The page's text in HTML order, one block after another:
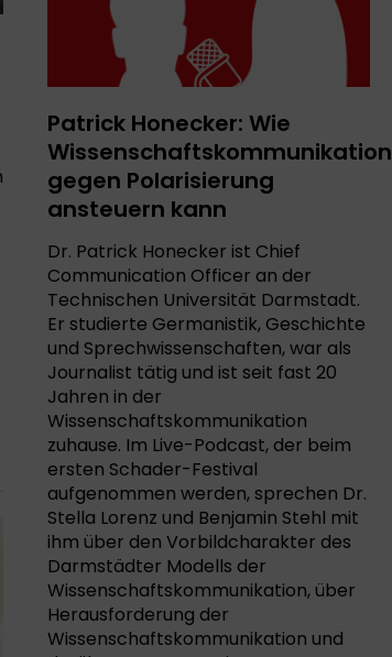
Patrick Honecker: Wie
Wissenschaftskommunikation
gegen Polarisierung
ansteuern kann
Dr. Patrick Honecker ist Chief
Communication Officer an der
Technischen Universität Darmstadt.
Er studierte Germanistik, Geschichte
und Sprechwissenschaften, war als
Journalist tätig und ist seit fast 20
Jahren in der
Wissenschaftskommunikation
zuhause. Im Live-Podcast, der beim
ersten Schader-Festival
aufgenommen werden, sprechen Dr.
Stella Lorenz und Benjamin Stehl mit
ihm über den Vorbildcharakter des
Darmstädter Modells der
Wissenschaftskommunikation, über
Herausforderung der
Wissenschaftskommunikation und